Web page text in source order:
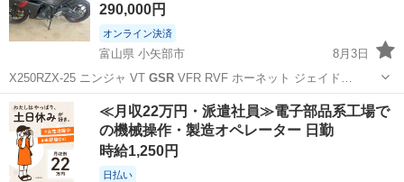
290,000円
オンライン決済
富山県 小矢部市
8月3日
X250RZX-25 ニンジャ VT GSRVFR RVF ホーネット ジェイド…
富山 小矢部市 ヤマハ YZF
≪月収22万円・派遣社員≫電子部品系工場で
の機械操作・製造オペレーター 日勤
時給1,250円
日払い